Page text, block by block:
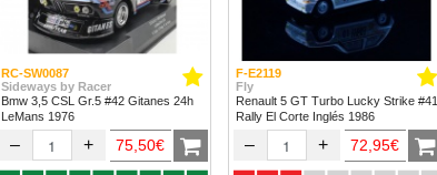
RC-SW0087
Sideways by Racer
Bmw 3,5 CSL Gr.5 #42 Gitanes 24h
LeMans 1976
– + 75,50€
F-E2119
Fly
Renault 5 GT Turbo Lucky Strike #41
Rally El Corte Inglés 1986
– + 72,95€